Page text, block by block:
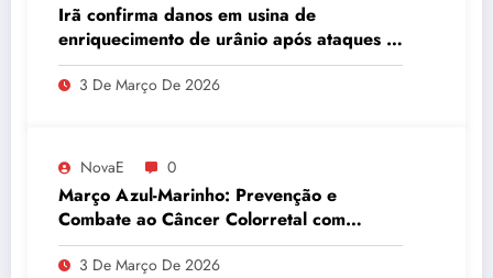
Irã confirma danos em usina de
enriquecimento de urânio após ataques e
embaixador evita detalhes sobre
quantidade de urânio enriquecido
3 De Março De 2026
NovaE 0
Março Azul-Marinho: Prevenção e
Combate ao Câncer Colorretal com
Atividades Físicas
3 De Março De 2026